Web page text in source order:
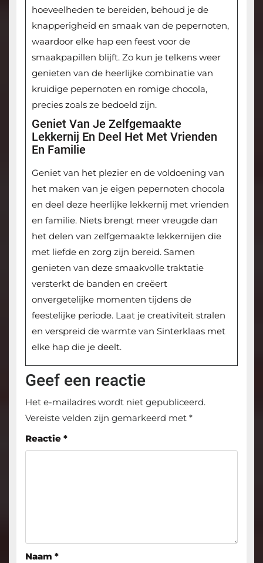
hoeveelheden te bereiden, behoud je de
knapperigheid en smaak van de pepernoten,
waardoor elke hap een feest voor de
smaakpapillen blijft. Zo kun je telkens weer
genieten van de heerlijke combinatie van
kruidige pepernoten en romige chocola,
precies zoals ze bedoeld zijn.
Geniet Van Je Zelfgemaakte
Lekkernij En Deel Het Met Vrienden
En Familie
Geniet van het plezier en de voldoening van
het maken van je eigen pepernoten chocola
en deel deze heerlijke lekkernij met vrienden
en familie. Niets brengt meer vreugde dan
het delen van zelfgemaakte lekkernijen die
met liefde en zorg zijn bereid. Samen
genieten van deze smaakvolle traktatie
versterkt de banden en creëert
onvergetelijke momenten tijdens de
feestelijke periode. Laat je creativiteit stralen
en verspreid de warmte van Sinterklaas met
elke hap die je deelt.
Geef een reactie
Het e-mailadres wordt niet gepubliceerd.
Vereiste velden zijn gemarkeerd met *
Reactie *
Naam *